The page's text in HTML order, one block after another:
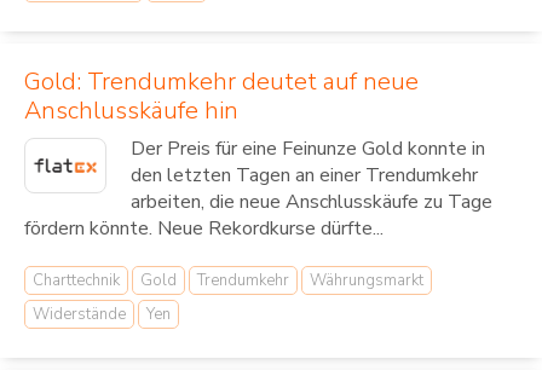
Gold: Trendumkehr deutet auf neue
Anschlusskäufe hin
Der Preis für eine Feinunze Gold konnte in
den letzten Tagen an einer Trendumkehr
arbeiten, die neue Anschlusskäufe zu Tage
fördern könnte. Neue Rekordkurse dürfte...
Charttechnik Gold Trendumkehr
Währungsmarkt
Widerstände
Yen